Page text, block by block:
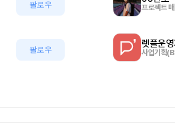
팔로우 프로젝트
팔로우
렛플운
사업기획